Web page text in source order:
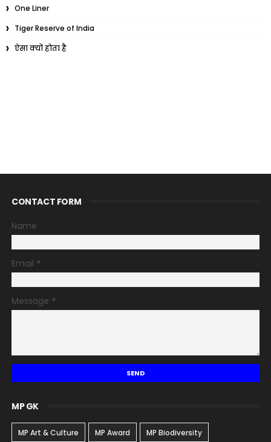
One Liner
Tiger Reserve of India
ऐसा क्यों होता है
CONTACT FORM
Name
Email *
Message *
MP GK
MP Art & Culture MP Award MP Biodiversity